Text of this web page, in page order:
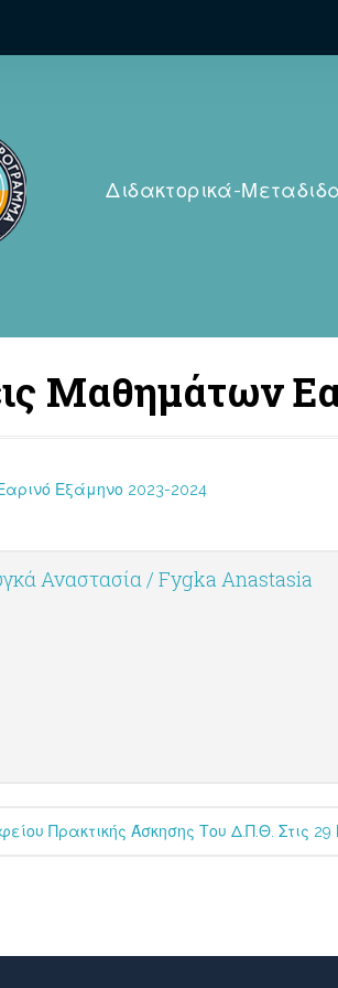
Διδακτορικά-
Μαθημάτων
Εξάμηνο 2023-2024
Αναστασία / Fygka Anastasia
Πρακτικής Άσκησης Του Δ.Π.Θ. Στις